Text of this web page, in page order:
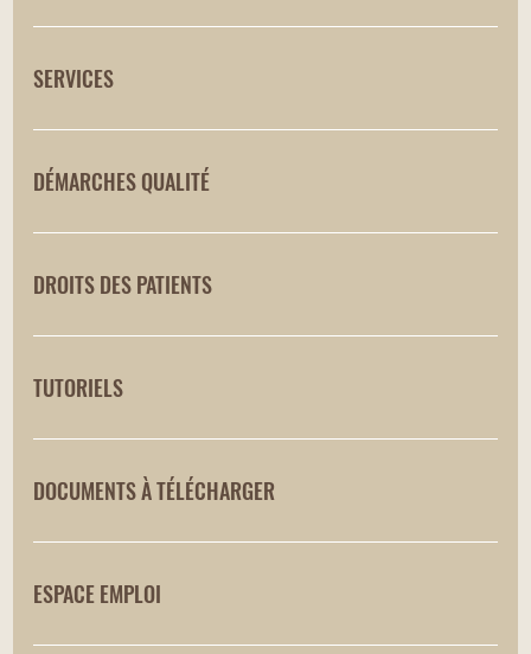
SERVICES
DÉMARCHES QUALITÉ
DROITS DES PATIENTS
TUTORIELS
DOCUMENTS À TÉLÉCHARGER
ESPACE EMPLOI